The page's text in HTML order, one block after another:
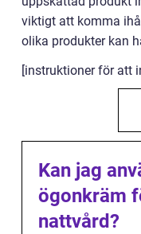
viktigt att komma
olika produkter kan
[instruktioner för att
Kan jag
ögonkräm
nattvård?